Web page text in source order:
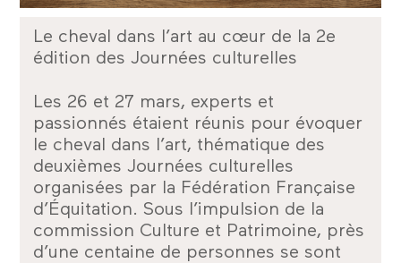
Le cheval dans l’art au cœur de la 2e
édition des Journées culturelles
Les 26 et 27 mars, experts et
passionnés étaient réunis pour évoquer
le cheval dans l’art, thématique des
deuxièmes Journées culturelles
organisées par la Fédération Française
d’Équitation. Sous l’impulsion de la
commission Culture et Patrimoine, près
d’une centaine de personnes se sont